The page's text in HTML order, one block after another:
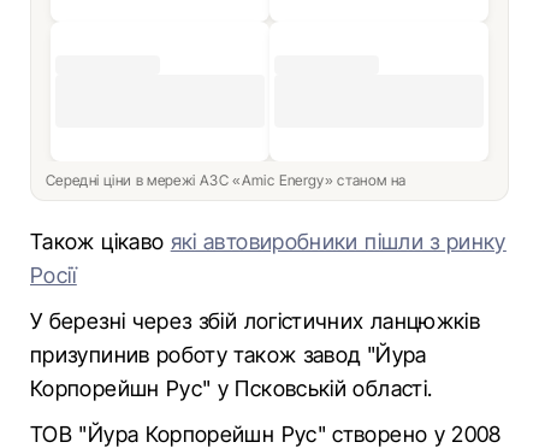
Середні ціни в мережі АЗС «Amic Energy» станом на
Також цікаво які автовиробники пішли з ринку
Росії
У березні через збій логістичних ланцюжків
призупинив роботу також завод "Йура
Корпорейшн Рус" у Псковській області.
ТОВ "Йура Корпорейшн Рус" створено у 2008